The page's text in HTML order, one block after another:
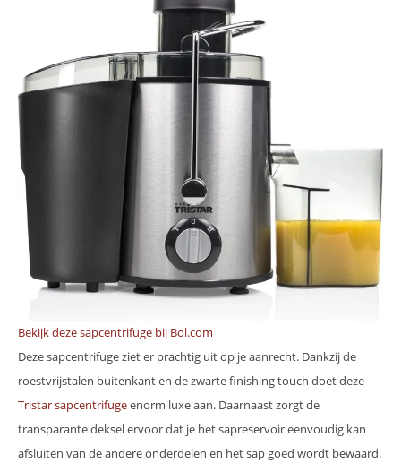
Bekijk deze sapcentrifuge bij Bol.com
Deze sapcentrifuge ziet er prachtig uit op je aanrecht. Dankzij de
roestvrijstalen buitenkant en de zwarte finishing touch doet deze
Tristar sapcentrifugeenorm luxe aan. Daarnaast zorgt de
transparante deksel ervoor dat je het sapreservoir eenvoudig kan
afsluiten van de andere onderdelen en het sap goed wordt bewaard.